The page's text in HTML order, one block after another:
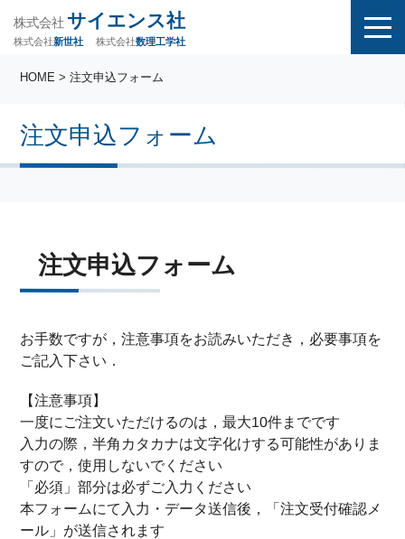
株式会社 サイエンス社
株式会社新世社 株式会社数理工学社
注文申込フォーム
HOME > 注文申込フォーム
注文申込フォーム
お手数ですが，注意事項をお読みいただき，必要事項を
ご記入下さい．
【注意事項】
一度にご注文いただけるのは，最大10件までです
入力の際，半角カタカナは文字化けする可能性がありま
すので，使用しないでください
「必須」部分は必ずご入力ください
本フォームにて入力・データ送信後，「注文受付確認メ
ール」が送信されます